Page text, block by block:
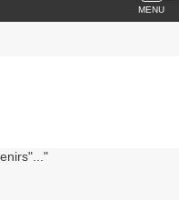
MENU